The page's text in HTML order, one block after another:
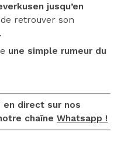
jusqu’en
retrouver son
une simple rumeur du
en direct sur nos
chaîne Whatsapp !